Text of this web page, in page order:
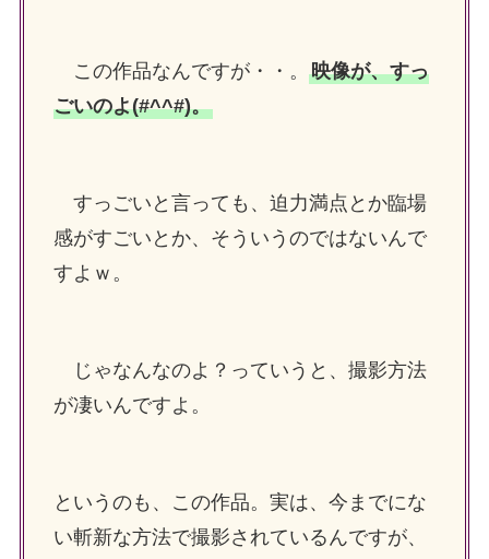
この作品なんですが・・。 映像が、すっ
ごいのよ(#^^#)。
すっごいと言っても、迫力満点とか臨場
感がすごいとか、そういうのではないんで
すよｗ。
じゃなんなのよ？っていうと、撮影方法
が凄いんですよ。
というのも、この作品。実は、今までにな
い斬新な方法で撮影されているんですが、